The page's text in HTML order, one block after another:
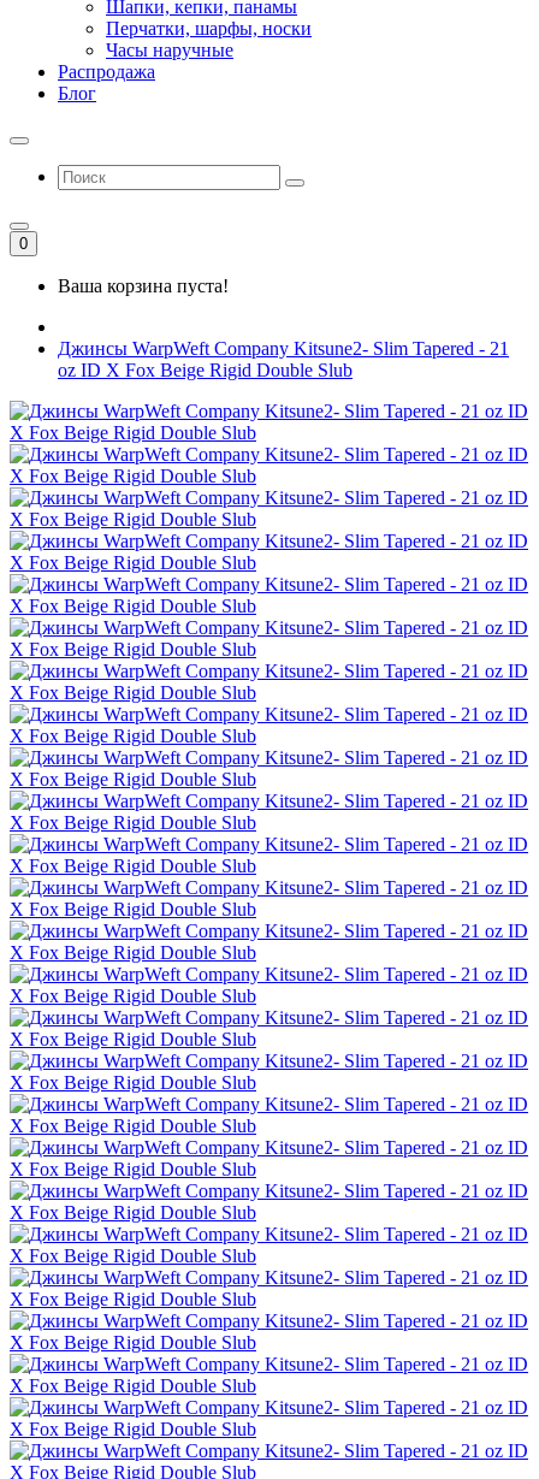
Шапки, кепки, панамы
Перчатки, шарфы, носки
Часы наручные
Распродажа
Блог
0
Ваша корзина пуста!
Джинсы WarpWeft Company Kitsune2- Slim Tapered - 21
oz ID X Fox Beige Rigid Double Slub